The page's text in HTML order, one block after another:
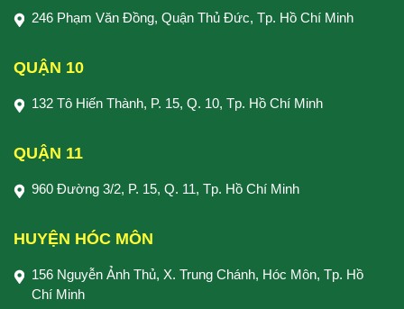
246 Phạm Văn Đồng, Quận Thủ Đức, Tp. Hồ Chí Minh
QUẬN 10
132 Tô Hiến Thành, P. 15, Q. 10, Tp. Hồ Chí Minh
QUẬN 11
960 Đường 3/2, P. 15, Q. 11, Tp. Hồ Chí Minh
HUYỆN HÓC MÔN
156 Nguyễn Ảnh Thủ, X. Trung Chánh, Hóc Môn, Tp. Hồ
Chí Minh